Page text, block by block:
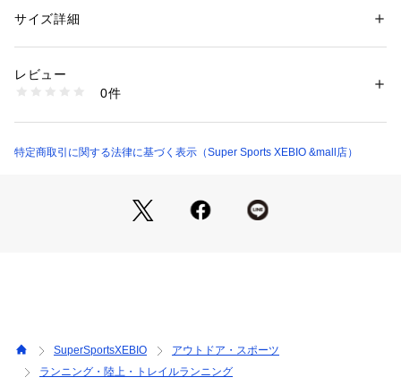
●フィリピン製
●独自の吸水速乾機能dryCELLが快適な着用感を提供し、カー
ブしたバイザーと反射するプーマキャットロゴがデザインのア
【DRYCELL】
●Reflective Design.
●ベースボールキャップスタイル
※弊社独自の採寸・計量方法により計測を行っておりますた
め、多少の誤差が生じる場合があります。
性別：レディース
ニング ＞ ランニング帽子・サンバイザー
1540000437757
サイズ詳細
レビュー
0件
特定商取引に関する法律に基づく表示（Super Sports XEBIO &mall店）
SuperSportsXEBIO
アウトドア・スポーツ
ランニング・陸上・トレイルランニング